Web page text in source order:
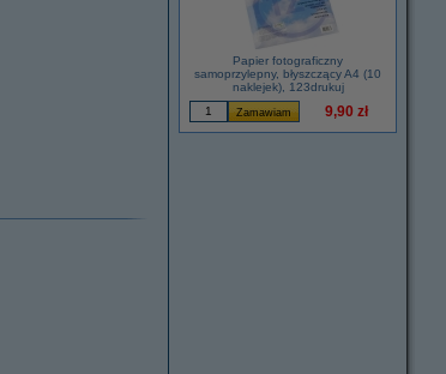
Papier fotograficzny
samoprzylepny, błyszczący A4 (10
naklejek), 123drukuj
9,90 zł